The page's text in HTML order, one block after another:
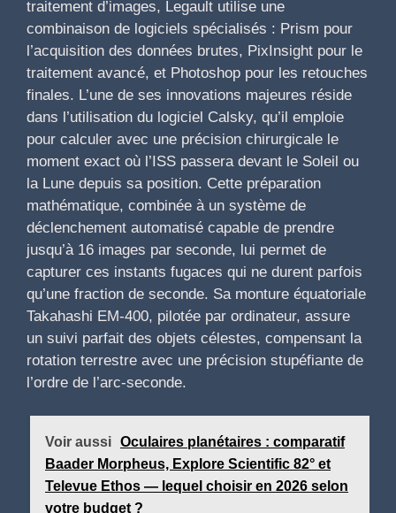
traitement d’images, Legault utilise une
combinaison de logiciels spécialisés : Prism pour
l’acquisition des données brutes, PixInsight pour le
traitement avancé, et Photoshop pour les retouches
finales. L’une de ses innovations majeures réside
dans l’utilisation du logiciel Calsky, qu’il emploie
pour calculer avec une précision chirurgicale le
moment exact où l’ISS passera devant le Soleil ou
la Lune depuis sa position. Cette préparation
mathématique, combinée à un système de
déclenchement automatisé capable de prendre
jusqu’à 16 images par seconde, lui permet de
capturer ces instants fugaces qui ne durent parfois
qu’une fraction de seconde. Sa monture équatoriale
Takahashi EM-400, pilotée par ordinateur, assure
un suivi parfait des objets célestes, compensant la
rotation terrestre avec une précision stupéfiante de
l’ordre de l’arc-seconde.
Voir aussi Oculaires planétaires : comparatif
Baader Morpheus, Explore Scientific 82° et
Televue Ethos — lequel choisir en 2026 selon
votre budget ?